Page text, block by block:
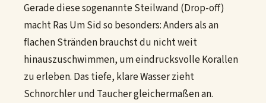
Gerade diese sogenannte Steilwand (Drop-off)
macht Ras Um Sid so besonders: Anders als an
flachen Stränden brauchst du nicht weit
hinauszuschwimmen, um eindrucksvolle Korallen
zu erleben. Das tiefe, klare Wasser zieht
Schnorchler und Taucher gleichermaßen an.